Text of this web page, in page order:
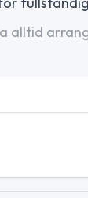
alltid